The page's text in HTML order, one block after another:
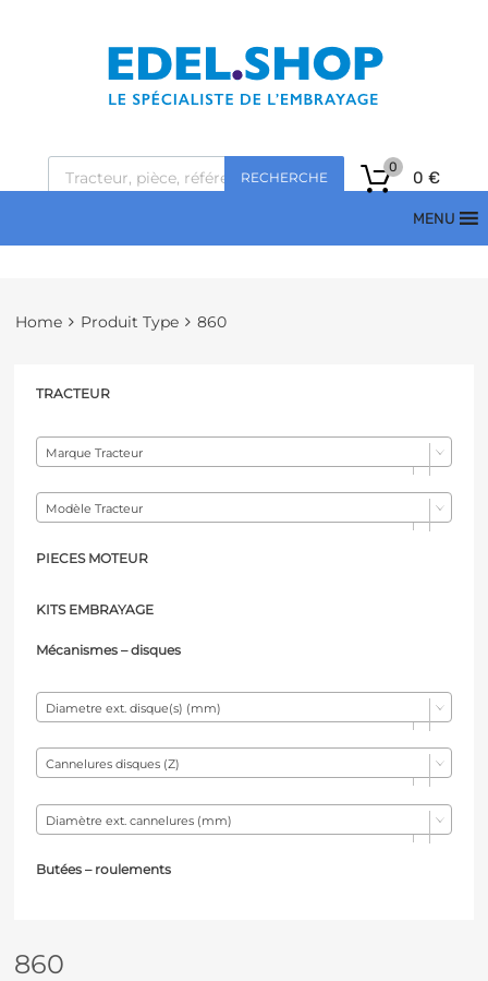
RECHERCHE 0 €
0
MENU
Home Produit Type 860
860
TRACTEUR
Marque Tracteur
Modèle Tracteur
PIECES MOTEUR
KITS EMBRAYAGE
Mécanismes – disques
Diametre ext. disque(s) (mm)
Cannelures disques (Z)
Diamètre ext. cannelures (mm)
Butées – roulements